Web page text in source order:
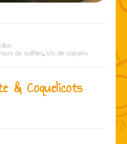
de sulfites, Vin de copains
& Coquelicots